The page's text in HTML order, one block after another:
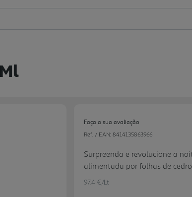
Faça a sua avaliação
Ref. / EAN: 8414135863966
Surpreenda e revolucione a
alimentada por folhas de
desta fragrância, que se torna
97.4 €/Lt